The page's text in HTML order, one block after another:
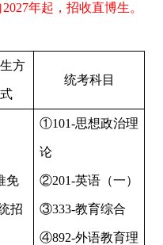
年起，招收直博生。
方
式
统考科目
免
招
①101-思想政治理
论
②201-英语（一）
③333-教育综合
④892-外语教育理